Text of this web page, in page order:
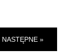
NASTĘPNE »